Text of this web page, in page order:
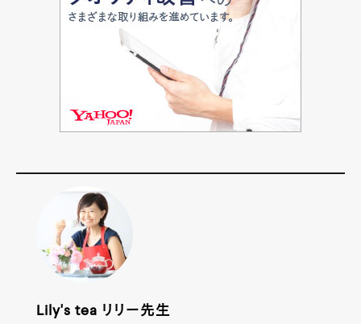
Lily's tea リリー先生